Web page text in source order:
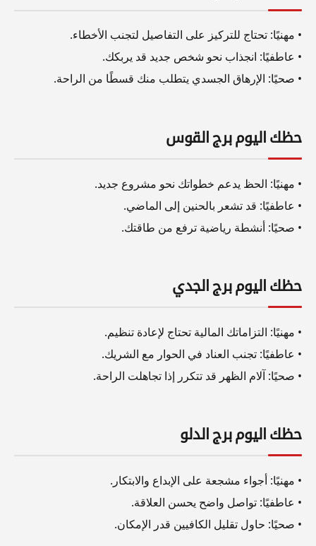
• مهنيًا: تحتاج للتركيز على التفاصيل لتجنب الأخطاء.
• عاطفيًا: انجذاب نحو شخص جديد قد يربكك.
• صحيًا: الإرهاق الجسدي يتطلب منك قسطًا من الراحة.
حظك اليوم برج القوس
• مهنيًا: الحظ يدعم خطواتك نحو مشروع جديد.
• عاطفيًا: قد تشعر بالحنين إلى الماضي.
• صحيًا: أنشطة رياضية ترفع من طاقتك.
حظك اليوم برج الجدي
• مهنيًا: التزاماتك المالية تحتاج لإعادة تنظيم.
• عاطفيًا: تجنب العناد في الحوار مع الشريك.
• صحيًا: آلام الظهر قد تتكرر إذا تجاهلت الراحة.
حظك اليوم برج الدلو
• مهنيًا: أجواء مشجعة على الإبداع والابتكار.
• عاطفيًا: تواصل واضح يحسن العلاقة.
• صحيًا: حاول تقليل الكافيين قدر الإمكان.